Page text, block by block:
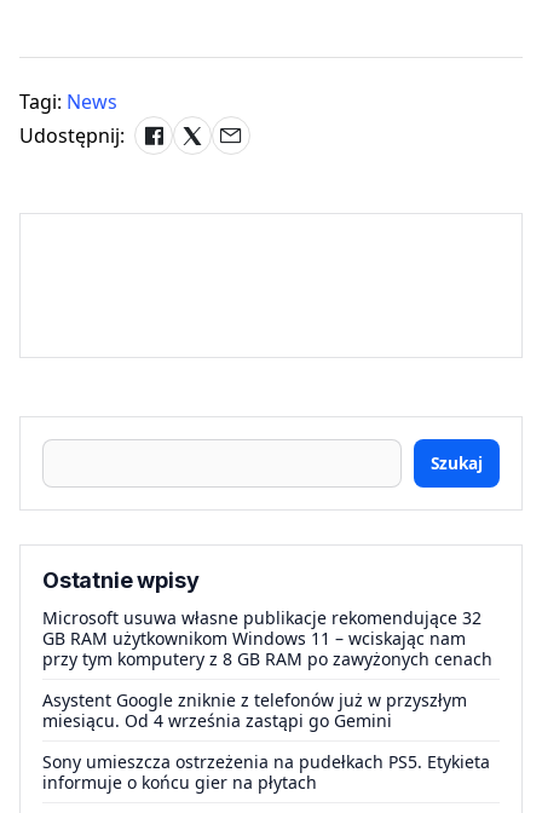
Tagi: News
Udostępnij:
Szukaj
Ostatnie wpisy
Microsoft usuwa własne publikacje rekomendujące 32
GB RAM użytkownikom Windows 11 – wciskając nam
przy tym komputery z 8 GB RAM po zawyżonych cenach
Asystent Google zniknie z telefonów już w przyszłym
miesiącu. Od 4 września zastąpi go Gemini
Sony umieszcza ostrzeżenia na pudełkach PS5. Etykieta
informuje o końcu gier na płytach